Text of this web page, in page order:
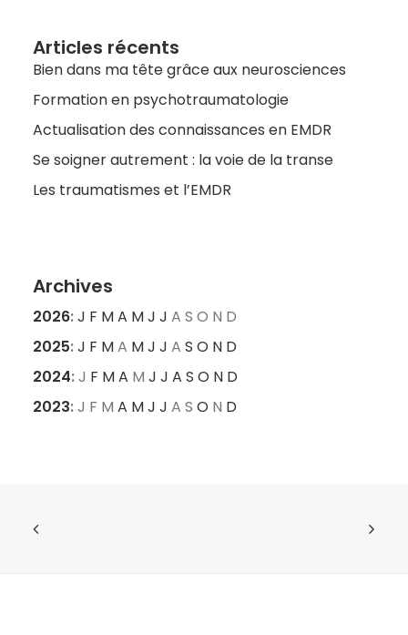
Articles récents
Bien dans ma tête grâce aux neurosciences
Formation en psychotraumatologie
Actualisation des connaissances en EMDR
Se soigner autrement : la voie de la transe
Les traumatismes et l’EMDR
Archives
2026:J F MA MJ J A S O N D
2025:J F MA MJ J A S O N D
2024:J F MA M J J A S O N D
2023:J F M A MJ J A S O N D